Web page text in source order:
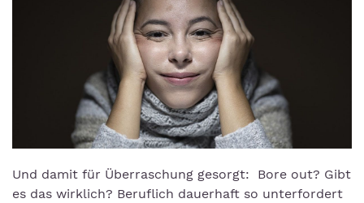
Und damit für Überraschung gesorgt: Bore out? Gibt
es das wirklich? Beruflich dauerhaft so unterfordert